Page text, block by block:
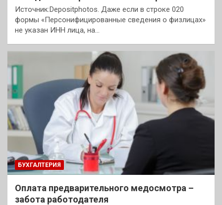
Источник:Depositphotos. Даже если в строке 020
формы «Персонифицированные сведения о физлицах»
не указан ИНН лица, на…
БУХГАЛТЕРИЯ
Оплата предварительного медосмотра –
забота работодателя